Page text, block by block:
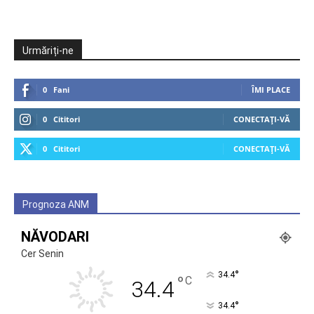
Urmăriți-ne
0 Fani ÎMI PLACE
0 Cititori CONECTAȚI-VĂ
0 Cititori CONECTAȚI-VĂ
Prognoza ANM
NĂVODARI
Cer Senin
34.4°C 34.4°
34.4°